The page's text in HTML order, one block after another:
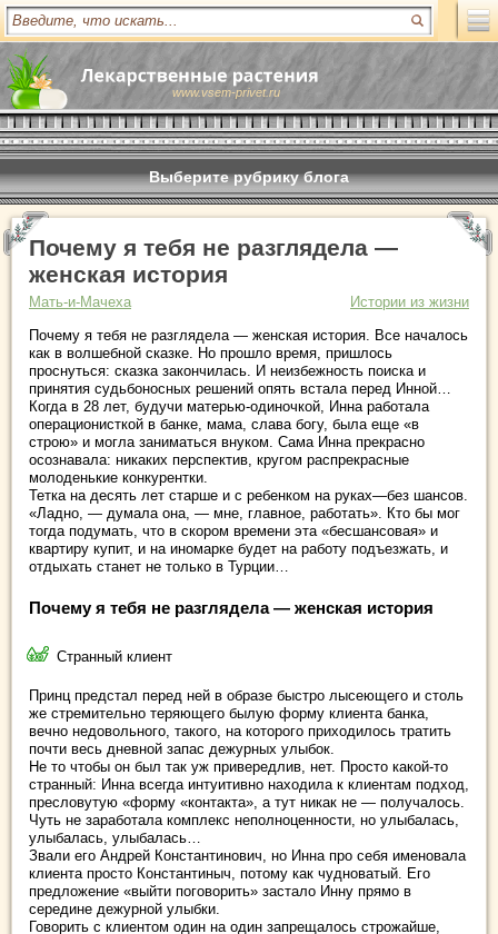
www.vsem-privet.ru
Выберите рубрику блога
Почему я тебя не разглядела —
женская история
Мать-и-Мачеха
Истории из жизни
Почему я тебя не разглядела — женская история. Все началось
как в волшебной сказке. Но прошло время, пришлось
проснуться: сказка закончилась. И неизбежность поиска и
принятия судьбоносных решений опять встала перед Инной…
Когда в 28 лет, будучи матерью-одиночкой, Инна работала
операционисткой в банке, мама, слава богу, была еще «в
строю» и могла заниматься внуком. Сама Инна прекрасно
осознавала: никаких перспектив, кругом распрекрасные
молоденькие конкурентки.
Тетка на десять лет старше и с ребенком на руках—без шансов.
«Ладно, — думала она, — мне, главное, работать». Кто бы мог
тогда подумать, что в скором времени эта «бесшансовая» и
квартиру купит, и на иномарке будет на работу подъезжать, и
отдыхать станет не только в Турции…
Почему я тебя не разглядела — женская история
Странный клиент
Принц предстал перед ней в образе быстро лысеющего и столь
же стремительно теряющего былую форму клиента банка,
вечно недовольного, такого, на которого приходилось тратить
почти весь дневной запас дежурных улыбок.
Не то чтобы он был так уж привередлив, нет. Просто какой-то
странный: Инна всегда интуитивно находила к клиентам подход,
пресловутую «форму «контакта», а тут никак не — получалось.
Чуть не заработала комплекс неполноценности, но улыбалась,
улыбалась, улыбалась…
Звали его Андрей Константинович, но Инна про себя именовала
клиента просто Константиныч, потому как чудноватый. Его
предложение «выйти поговорить» застало Инну прямо в
середине дежурной улыбки.
Говорить с клиентом один на один запрещалось строжайше,